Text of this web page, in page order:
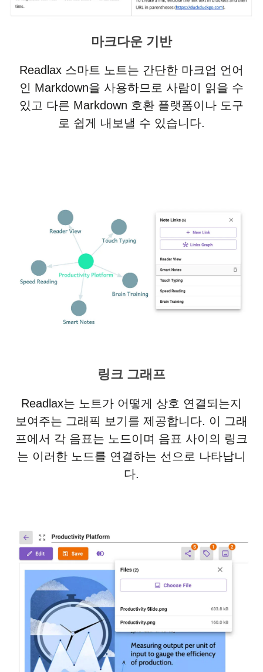
마크다운 기반
Readlax 스마트 노트는 간단한 마크업 언어
인 Markdown을 사용하므로 사람이 읽을 수
있고 다른 Markdown 호환 플랫폼이나 도구
로 쉽게 내보낼 수 있습니다.
링크 그래프
Readlax는 노트가 어떻게 상호 연결되는지
보여주는 그래픽 보기를 제공합니다. 이 그래
프에서 각 음표는 노드이며 음표 사이의 링크
는 이러한 노드를 연결하는 선으로 나타납니
다.